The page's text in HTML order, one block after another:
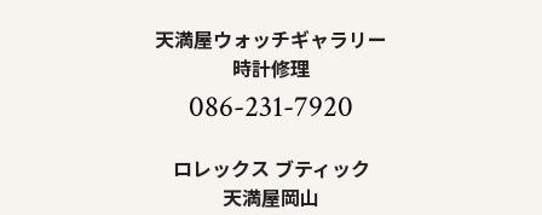
天満屋ウォッチギャラリー
時計修理
086-231-7920
ロレックス ブティック
天満屋岡山